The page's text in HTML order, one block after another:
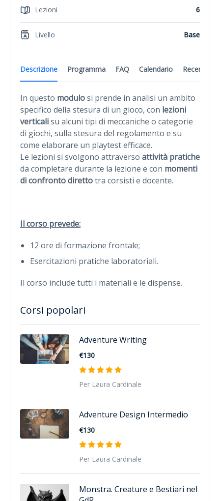
Descrizione Programma FAQ Calendario Recensioni
In questo modulosi prende in analisi un ambito
specifico della stesura di un gioco, con lezioni
verticalisu alcuni tipi di meccaniche o categorie
di giochi, sulla stesura del regolamento e su
come elaborare un playtest efficace.
Le lezioni si svolgono attraverso attività pratiche
da completare durante la lezione e con momenti
di confronto direttotra corsisti e docente.
Il corso prevede:
12 ore di formazione frontale;
Esercitazioni pratiche laboratoriali.
Il corso include tutti i materiali e le dispense.
Lezioni 6
Livello Base
Corsi popolari
Adventure Writing
€130
Per Laura Cardinale
Adventure Design Intermedio
€130
Per Laura Cardinale
Monstra. Creature e Bestiari nel